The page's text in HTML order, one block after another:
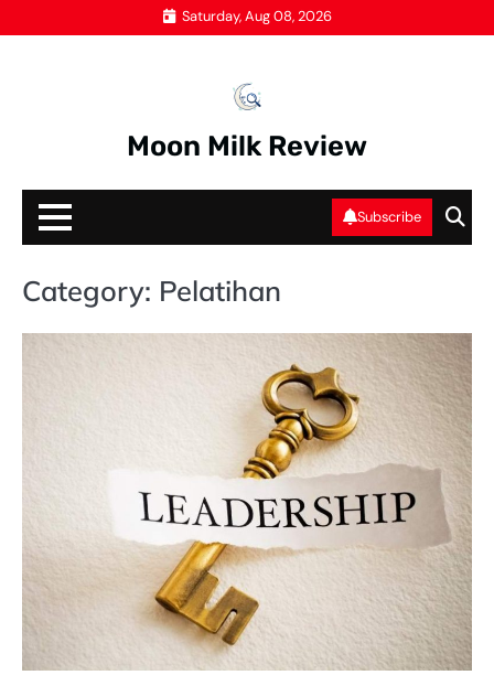
to
Saturday, Aug 08, 2026
Moon Milk Review
Subscribe
Category: Pelatihan